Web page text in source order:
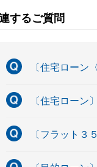
するご質問
〔住宅ローン
〔住宅ローン
〔フラット３